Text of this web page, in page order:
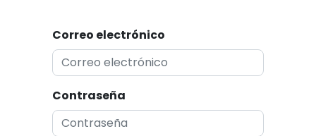
Correo electrónico
Contraseña